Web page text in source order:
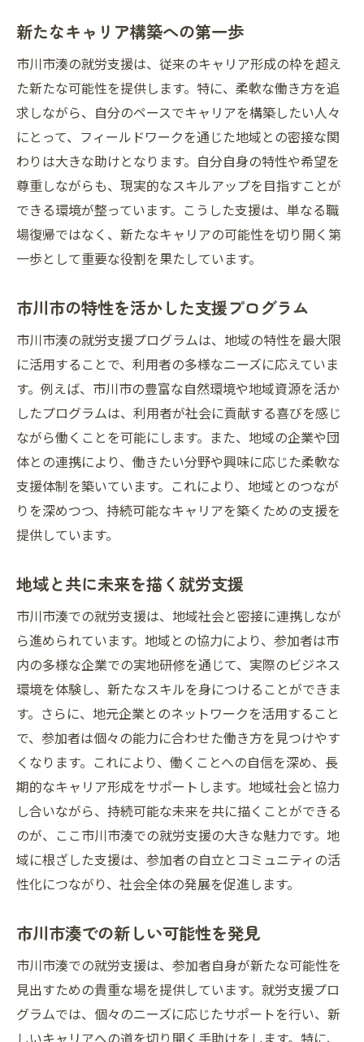
市川市での新しいキャリアの実現
個々のペースを尊重する就労支援が新しい未来
を創る
個別対応がもたらす就労支援の効果
ペースに合わせた支援の重要性
市川市の特性に応じた柔軟な支援
利用者のペースを尊重した支援の方針
個々の特性を活かす支援の形
未来を創るための個別支援の価値
地域社会と連携する就労支援の意義
市川市での支援が地域に与える影響
地域社会と共に歩む支援の形
地域資源を活用した支援の展開
社会と繋がる就労支援の役割
市川市での地域貢献を目指した支援
未来へのステップを支える市川市の就労支援
未来を支える就労支援の基盤
市川市での未来志向の支援活動
挑戦を支える市川市の就労支援
未来への道を開く支援の仕組み
市川市の支援が未来を後押しする
フィールドワークと就労支援が可能性を広げる
市川市の挑戦
就労支援とフィールドワークの融合
市川市でのフィールドワークの意義
可能性を広げる支援の実践
地域での挑戦が生む未来の可能性
フィールドワークを通じた可能性の探求
市川市の支援が描く新たな挑戦
新たなキャリア構築への第一歩
市川市湊の就労支援は、従来のキャリア形成の枠を超え
た新たな可能性を提供します。特に、柔軟な働き方を追
求しながら、自分のペースでキャリアを構築したい人々
にとって、フィールドワークを通じた地域との密接な関
わりは大きな助けとなります。自分自身の特性や希望を
尊重しながらも、現実的なスキルアップを目指すことが
できる環境が整っています。こうした支援は、単なる職
場復帰ではなく、新たなキャリアの可能性を切り開く第
一歩として重要な役割を果たしています。
市川市の特性を活かした支援プログラム
市川市湊の就労支援プログラムは、地域の特性を最大限
に活用することで、利用者の多様なニーズに応えていま
す。例えば、市川市の豊富な自然環境や地域資源を活か
したプログラムは、利用者が社会に貢献する喜びを感じ
ながら働くことを可能にします。また、地域の企業や団
体との連携により、働きたい分野や興味に応じた柔軟な
支援体制を築いています。これにより、地域とのつなが
りを深めつつ、持続可能なキャリアを築くための支援を
提供しています。
地域と共に未来を描く就労支援
市川市湊での就労支援は、地域社会と密接に連携しなが
ら進められています。地域との協力により、参加者は市
内の多様な企業での実地研修を通じて、実際のビジネス
環境を体験し、新たなスキルを身につけることができま
す。さらに、地元企業とのネットワークを活用すること
で、参加者は個々の能力に合わせた働き方を見つけやす
くなります。これにより、働くことへの自信を深め、長
期的なキャリア形成をサポートします。地域社会と協力
し合いながら、持続可能な未来を共に描くことができる
のが、ここ市川市湊での就労支援の大きな魅力です。地
域に根ざした支援は、参加者の自立とコミュニティの活
性化につながり、社会全体の発展を促進します。
市川市湊での新しい可能性を発見
市川市湊での就労支援は、参加者自身が新たな可能性を
見出すための貴重な場を提供しています。就労支援プロ
グラムでは、個々のニーズに応じたサポートを行い、新
しいキャリアへの道を切り開く手助けをします。特に、